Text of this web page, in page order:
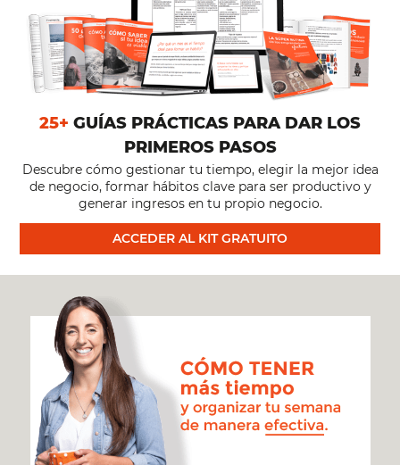
25+ GUÍAS PRÁCTICAS PARA DAR LOS
PRIMEROS PASOS
Descubre cómo gestionar tu tiempo, elegir la mejor idea
de negocio, formar hábitos clave para ser productivo y
generar ingresos en tu propio negocio.
ACCEDER AL KIT GRATUITO